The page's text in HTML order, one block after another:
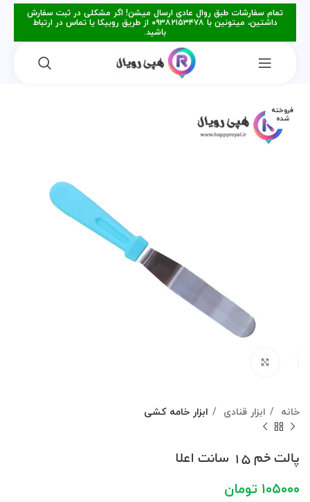
تمام سفارشات طبق روال عادی ارسال میشن! اگر مشکلی در ثبت سفارش
داشتین، میتونین با ۰۹۳۸۲۱۵۳۴۷۸ از طریق روبیکا یا تماس در ارتباط
باشید.
فروخته
شده
خانه ابزار قنادی ابزار خامه کشی
پالت خم ۱۵ سانت اعلا
۱۰۵۰۰۰ تومان